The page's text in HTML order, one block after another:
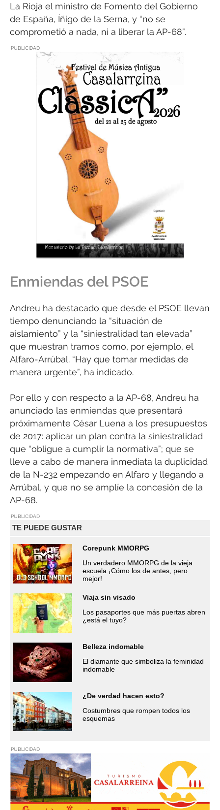
La Rioja el ministro de Fomento del Gobierno
de España, Íñigo de la Serna, y “no se
comprometió a nada, ni a liberar la AP-68”.
PUBLICIDAD
Enmiendas del PSOE
Andreu ha destacado que desde el PSOE llevan
tiempo denunciando la “situación de
aislamiento” y la “siniestralidad tan elevada”
que muestran tramos como, por ejemplo, el
Alfaro-Arrúbal. “Hay que tomar medidas de
manera urgente”, ha indicado.
Por ello y con respecto a la AP-68, Andreu ha
anunciado las enmiendas que presentará
próximamente César Luena a los presupuestos
de 2017: aplicar un plan contra la siniestralidad
que “obligue a cumplir la normativa”; que se
lleve a cabo de manera inmediata la duplicidad
de la N-232 empezando en Alfaro y llegando a
Arrúbal, y que no se amplíe la concesión de la
AP-68.
PUBLICIDAD
TE PUEDE GUSTAR
Corepunk MMORPG
Un verdadero MMORPG de la vieja
escuela ¡Cómo los de antes, pero
mejor!
Viaja sin visado
Los pasaportes que más puertas abren
¿está el tuyo?
Belleza indomable
El diamante que simboliza la feminidad
indomable
¿De verdad hacen esto?
Costumbres que rompen todos los
esquemas
PUBLICIDAD